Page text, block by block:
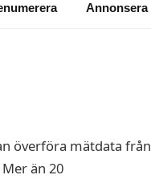
Annonsera
överföra mätdata från
än 20